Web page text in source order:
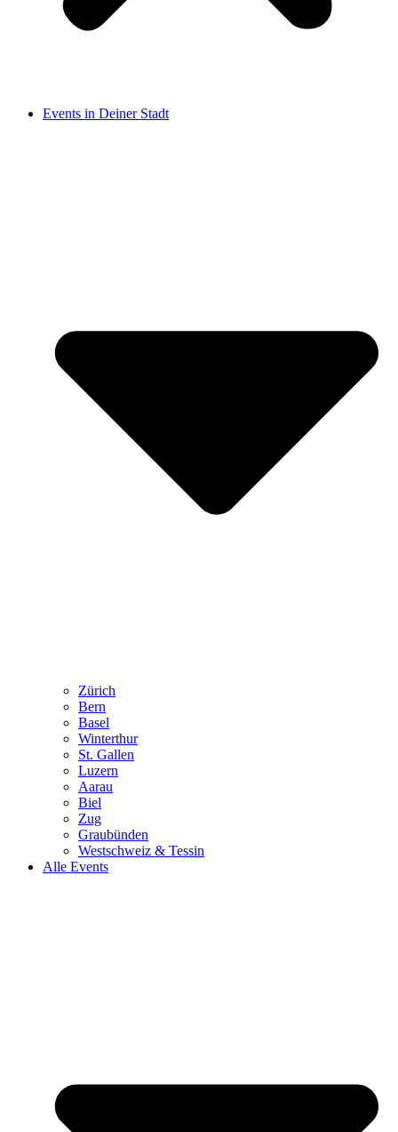
Events in Deiner Stadt
Zürich
Bern
Basel
Winterthur
St. Gallen
Luzern
Aarau
Biel
Zug
Graubünden
Westschweiz & Tessin
Alle Events